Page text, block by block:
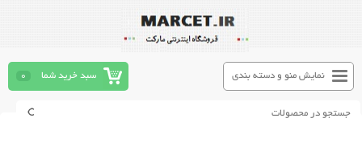
سبد خرید شما 0 نمایش منو و دسته بندی